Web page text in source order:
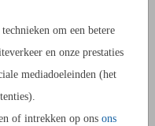
om een betere
en onze prestaties
mediadoeleinden (het
of intrekken op ons ons
the Date kaart met een
wijzigen.
takjes die jullie